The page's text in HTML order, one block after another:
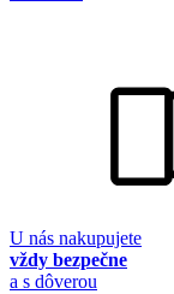
U nás nakupujete
vždy bezpečne
a s dôverou